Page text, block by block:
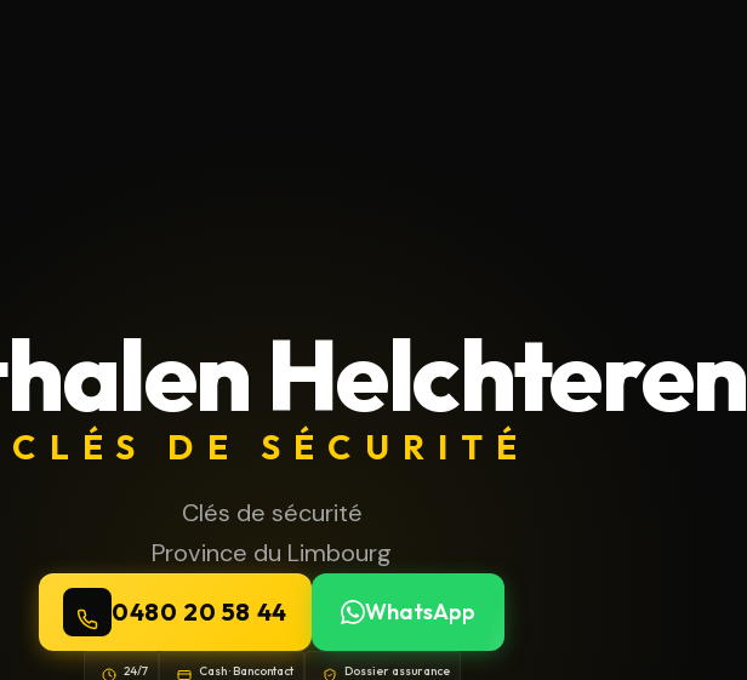
Helchteren
CLÉS DE SÉCURITÉ
Clés de sécurité
Province du Limbourg
0480 20 58 44 WhatsApp
24/7 Cash · Bancontact Dossier assurance